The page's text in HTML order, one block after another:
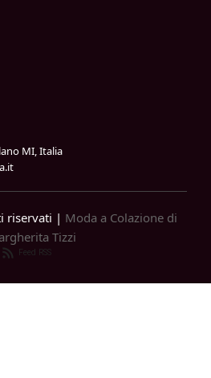
MI, Italia
riservati | Moda a Colazione di
Tizzi
Feed RSS